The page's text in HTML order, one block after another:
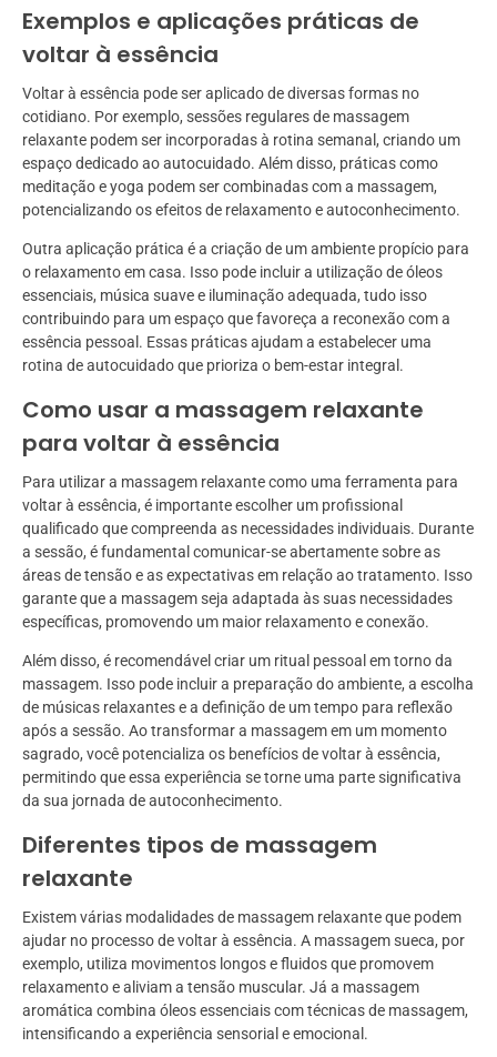
Exemplos e aplicações práticas de
voltar à essência
Voltar à essência pode ser aplicado de diversas formas no
cotidiano. Por exemplo, sessões regulares de massagem
relaxante podem ser incorporadas à rotina semanal, criando um
espaço dedicado ao autocuidado. Além disso, práticas como
meditação e yoga podem ser combinadas com a massagem,
potencializando os efeitos de relaxamento e autoconhecimento.
Outra aplicação prática é a criação de um ambiente propício para
o relaxamento em casa. Isso pode incluir a utilização de óleos
essenciais, música suave e iluminação adequada, tudo isso
contribuindo para um espaço que favoreça a reconexão com a
essência pessoal. Essas práticas ajudam a estabelecer uma
rotina de autocuidado que prioriza o bem-estar integral.
Como usar a massagem relaxante
para voltar à essência
Para utilizar a massagem relaxante como uma ferramenta para
voltar à essência, é importante escolher um profissional
qualificado que compreenda as necessidades individuais. Durante
a sessão, é fundamental comunicar-se abertamente sobre as
áreas de tensão e as expectativas em relação ao tratamento. Isso
garante que a massagem seja adaptada às suas necessidades
específicas, promovendo um maior relaxamento e conexão.
Além disso, é recomendável criar um ritual pessoal em torno da
massagem. Isso pode incluir a preparação do ambiente, a escolha
de músicas relaxantes e a definição de um tempo para reflexão
após a sessão. Ao transformar a massagem em um momento
sagrado, você potencializa os benefícios de voltar à essência,
permitindo que essa experiência se torne uma parte significativa
da sua jornada de autoconhecimento.
Diferentes tipos de massagem
relaxante
Existem várias modalidades de massagem relaxante que podem
ajudar no processo de voltar à essência. A massagem sueca, por
exemplo, utiliza movimentos longos e fluidos que promovem
relaxamento e aliviam a tensão muscular. Já a massagem
aromática combina óleos essenciais com técnicas de massagem,
intensificando a experiência sensorial e emocional.